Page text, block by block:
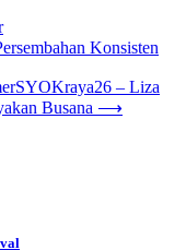
Konsisten
– Liza
Busana ⟶